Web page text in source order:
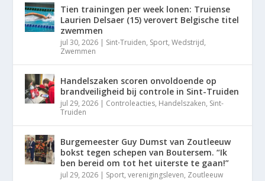
Tien trainingen per week lonen: Truiense
Laurien Delsaer (15) verovert Belgische titel
zwemmen
jul 30, 2026 | Sint-Truiden, Sport,Wedstrijd,
Zwemmen
Handelszaken scoren onvoldoende op
brandveiligheid bij controle in Sint-Truiden
jul 29, 2026 | Controleacties, Handelszaken, Sint-
Truiden
Burgemeester Guy Dumst van Zoutleeuw
bokst tegen schepen van Boutersem. “Ik
ben bereid om tot het uiterste te gaan!”
jul 29, 2026 | Sport,verenigingsleven, Zoutleeuw